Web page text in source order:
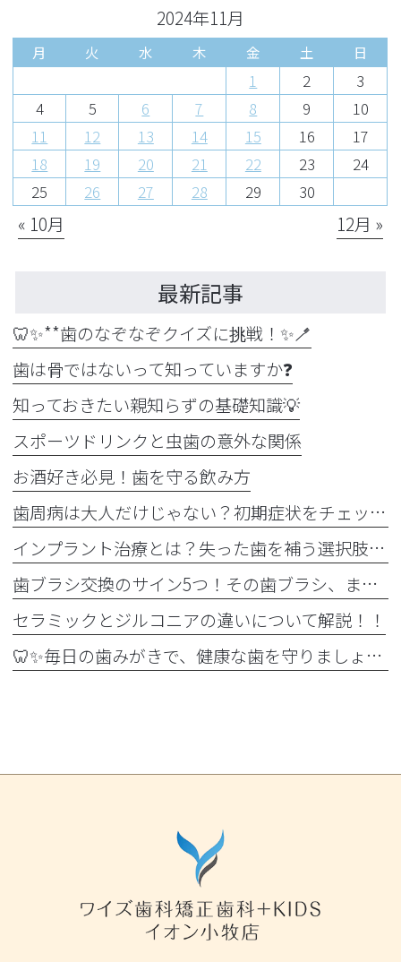
2024年11月
月 火 水 木 金 土 日
1 2
3
4
5 6 7 8 9
10
11
12 13 14 15 16
17
18
19 20 21 22 23
24
25
26 27 28 29 30
« 10月 12月 »
最新記事
🦷✨**歯のなぞなぞクイズに挑戦！✨🪥
歯は骨ではないって知っていますか❓
知っておきたい親知らずの基礎知識💡
スポーツドリンクと虫歯の意外な関係
お酒好き必見！歯を守る飲み方
歯周病は大人だけじゃない？初期症状をチェック
インプラント治療とは？失った歯を補う選択肢を正しく知りましょう！！
歯ブラシ交換のサイン5つ！その歯ブラシ、まだ使っていませんか？🪥
セラミックとジルコニアの違いについて解説！！
🦷✨毎日の歯みがきで、健康な歯を守りましょう✨🪥